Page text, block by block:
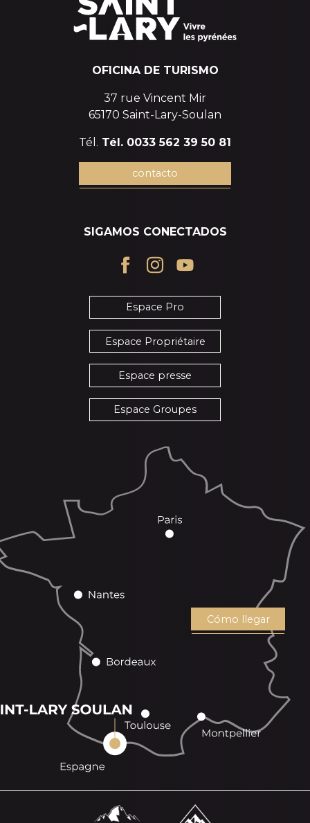
OFICINA DE TURISMO
37 rue Vincent Mir
65170 Saint-Lary-Soulan
Tél. Tél. 0033 562 39 50 81
contacto
SIGAMOS CONECTADOS
Espace Pro
Espace Propriétaire
Espace presse
Espace Groupes
Cómo llegar